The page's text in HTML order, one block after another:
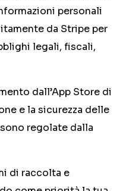
personali
da Stripe per
legali, fiscali,
dall’App Store di
e la sicurezza delle
regolate dalla
di raccolta e